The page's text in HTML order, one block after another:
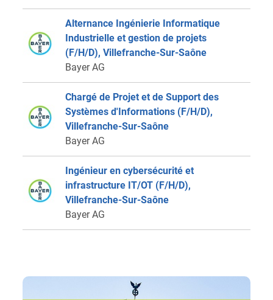
Alternance Ingénierie Informatique
Industrielle et gestion de projets
(F/H/D), Villefranche-Sur-Saône
Bayer AG
Chargé de Projet et de Support des
Systèmes d'Informations (F/H/D),
Villefranche-Sur-Saône
Bayer AG
Ingénieur en cybersécurité et
infrastructure IT/OT (F/H/D),
Villefranche-Sur-Saône
Bayer AG